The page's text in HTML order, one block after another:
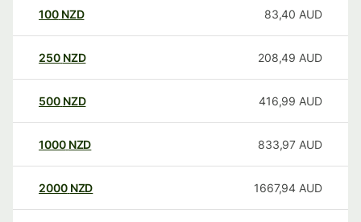
100 NZD 83,40 AUD
250 NZD 208,49 AUD
500 NZD 416,99 AUD
1000 NZD 833,97 AUD
2000 NZD 1667,94 AUD